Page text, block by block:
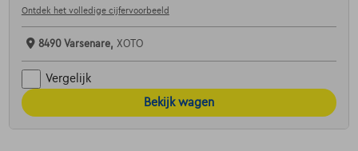
Ontdek het volledige cijfervoorbeeld
8490 Varsenare, XOTO
Vergelijk
Bekijk wagen